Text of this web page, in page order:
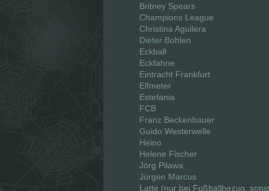
Britney Spears
Champions League
Christina Aguilera
Dieter Bohlen
Eckball
Eckfahne
Eintracht Frankfurt
Elfmeter
Estefania
FCB
Franz Beckenbauer
Guido Westerwelle
Heino
Helene Fischer
Jörg Pilawa
Jürgen Marcus
Latte (nur bei Fußballbezug,